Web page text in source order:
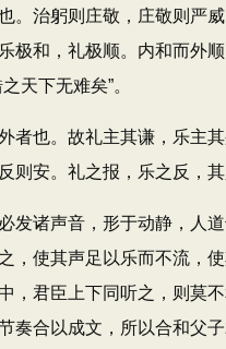
。治躬则庄敬，庄敬则严
极和，礼极顺。内和而外
天下无难矣”。
也。故礼主其谦，乐主其
则安。礼之报，乐之反，其
诸声音，形于动静，人道
，使其声足以乐而不流，
，君臣上下同听之，则莫
奏合以成文，所以合和父